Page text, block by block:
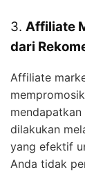
3. Affiliate
dari
Affiliate
dilakukan
yang efektif
Anda tidak